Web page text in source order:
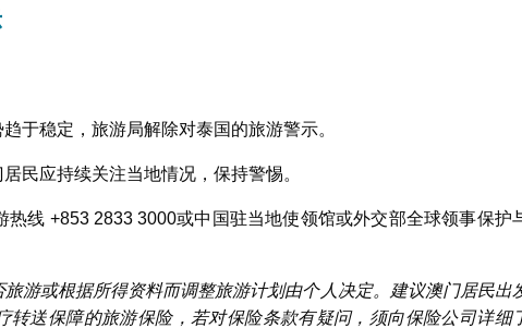
于稳定，旅游局解除对泰国的旅游警示。
民应持续关注当地情况，保持警惕。
线 +853 2833 3000或中国驻当地使领馆或外交部全球领事保护
游或根据所得资料而调整旅游计划由个人决定。建议澳门居民出
转送保障的旅游保险，若对保险条款有疑问，须向保险公司详细